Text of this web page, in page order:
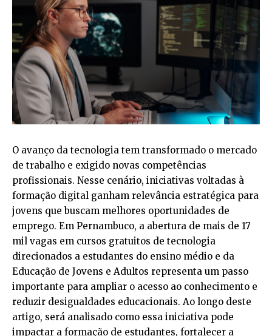
O avanço da tecnologia tem transformado o mercado
de trabalho e exigido novas competências
profissionais. Nesse cenário, iniciativas voltadas à
formação digital ganham relevância estratégica para
jovens que buscam melhores oportunidades de
emprego. Em Pernambuco, a abertura de mais de 17
mil vagas em cursos gratuitos de tecnologia
direcionados a estudantes do ensino médio e da
Educação de Jovens e Adultos representa um passo
importante para ampliar o acesso ao conhecimento e
reduzir desigualdades educacionais. Ao longo deste
artigo, será analisado como essa iniciativa pode
impactar a formação de estudantes, fortalecer a